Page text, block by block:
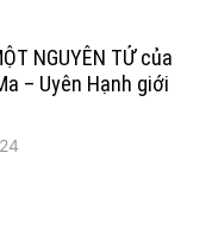
NGUYÊN TỬ của
– Uyên Hạnh giới